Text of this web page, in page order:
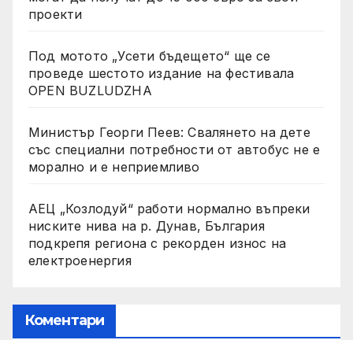
проекти
Под мотото „Усети бъдещето“ ще се
проведе шестото издание на фестивала
OPEN BUZLUDZHA
Министър Георги Пеев: Свалянето на дете
със специални потребности от автобус не е
морално и е неприемливо
АЕЦ „Козлодуй“ работи нормално въпреки
ниските нива на р. Дунав, България
подкрепя региона с рекорден износ на
електроенергия
Коментари